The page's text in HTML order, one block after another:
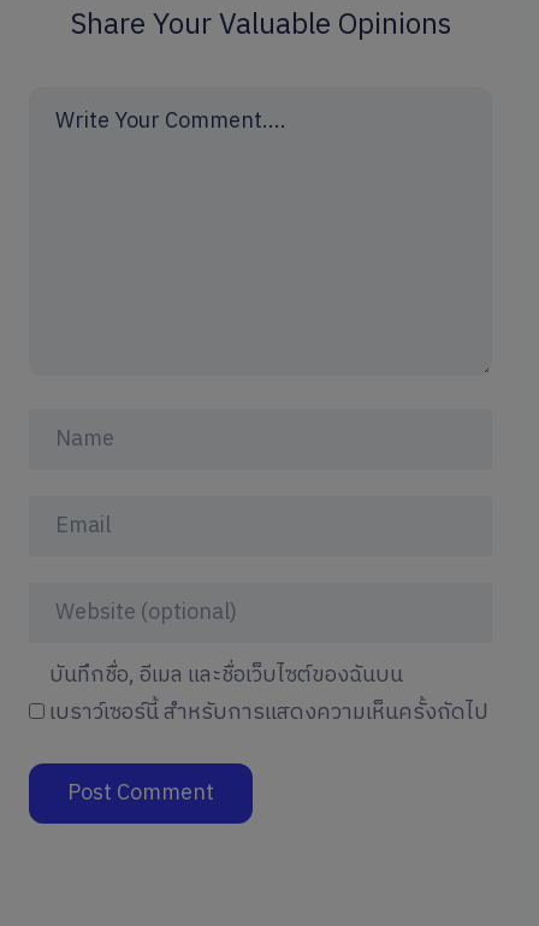
Share Your Valuable Opinions
บันทึกชื่อ, อีเมล และชื่อเว็บไซต์ของฉันบน
เบราว์เซอร์นี้ สำหรับการแสดงความเห็นครั้งถัดไป